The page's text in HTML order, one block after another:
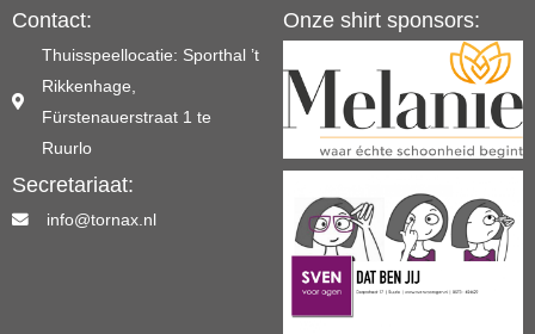
Contact:
Thuisspeellocatie: Sporthal ’t
Rikkenhage,
Fürstenauerstraat 1 te
Ruurlo
Secretariaat:
info@tornax.nl
Onze shirt sponsors: